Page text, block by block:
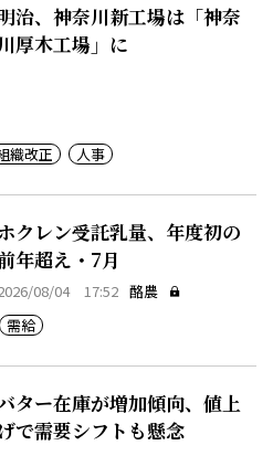
治、神奈川新工場は「神奈
川厚木工場」に
織改正 人事
ホクレン受託乳量、年度初の
年超え・7月
08/04 17:52 酪農
需給
ター在庫が増加傾向、値上
げで需要シフトも懸念